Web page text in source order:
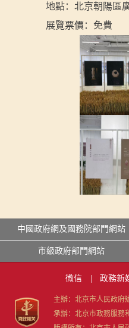
地點：北京朝陽區廣
展覽票價：免費
中國政府網及國務院部門網站
市級政府部門網站
微信 政務新
主辦：北京市人民政府
承辦：北京市政務服務